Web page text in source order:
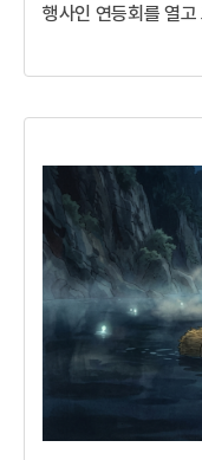
행사인 연등회를 열
국난 극복의 의지를
막히는 피난 길1010
고려를 침략해 왔다.
오른 현종은 왕이 되